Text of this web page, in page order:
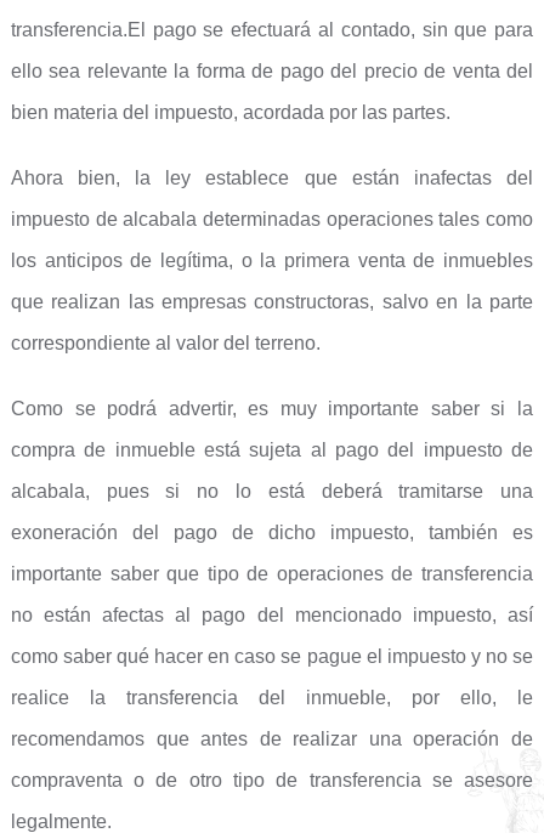
transferencia.El pago se efectuará al contado, sin que para
ello sea relevante la forma de pago del precio de venta del
bien materia del impuesto, acordada por las partes.
Ahora bien, la ley establece que están inafectas del
impuesto de alcabala determinadas operaciones tales como
los anticipos de legítima, o la primera venta de inmuebles
que realizan las empresas constructoras, salvo en la parte
correspondiente al valor del terreno.
Como se podrá advertir, es muy importante saber si la
compra de inmueble está sujeta al pago del impuesto de
alcabala, pues si no lo está deberá tramitarse una
exoneración del pago de dicho impuesto, también es
importante saber que tipo de operaciones de transferencia
no están afectas al pago del mencionado impuesto, así
como saber qué hacer en caso se pague el impuesto y no se
realice la transferencia del inmueble, por ello, le
recomendamos que antes de realizar una operación de
compraventa o de otro tipo de transferencia se asesore
legalmente.